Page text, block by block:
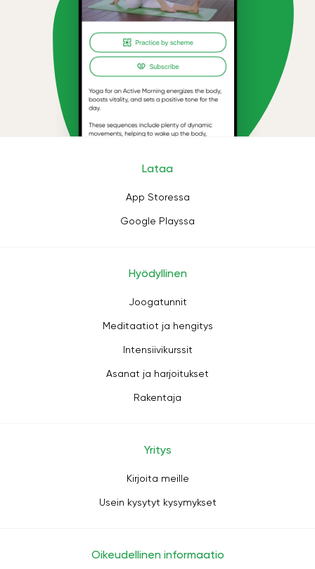
Lataa
App Storessa
Google Playssa
Hyödyllinen
Joogatunnit
Meditaatiot ja hengitys
Intensiivikurssit
Asanat ja harjoitukset
Rakentaja
Yritys
Kirjoita meille
Usein kysytyt kysymykset
Oikeudellinen informaatio